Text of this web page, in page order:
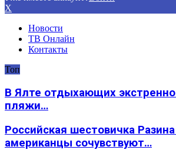
X
Новости
ТВ Онлайн
Контакты
Топ
В Ялте отдыхающих экстренно
пляжи…
Российская шестовичка
американцы сочувствуют…